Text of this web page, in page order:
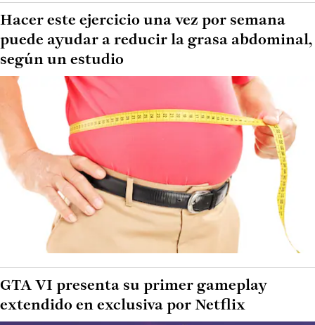
Hacer este ejercicio una vez por semana
puede ayudar a reducir la grasa abdominal,
según un estudio
GTA VI presenta su primer gameplay
extendido en exclusiva por Netflix